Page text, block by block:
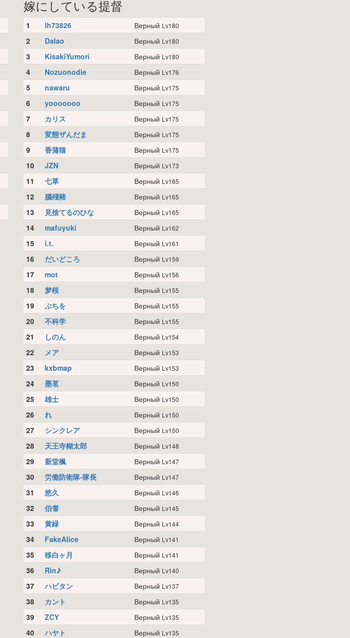
嫁にしている提督
1 lh73826 Верный Lv180
2 Dalao Верный Lv180
3 KisakiYumori Верный Lv180
4 Nozuonodie Верный Lv176
5 nawaru Верный Lv175
6 yooooooo Верный Lv175
7 カリス Верный Lv175
8 変態ザんだま Верный Lv175
9 香蒲猫 Верный Lv175
10 JZN Верный Lv173
11 七草 Верный Lv165
12 腦殘豬 Верный Lv165
13 見捨てるのひな Верный Lv165
14 mafuyuki Верный Lv162
15 i.t. Верный Lv161
16 だいどころ Верный Lv159
17 mot Верный Lv156
18 梦桜 Верный Lv155
19 ぶちを Верный Lv155
20 不科学 Верный Lv155
21 しのん Верный Lv154
22 メア Верный Lv153
23 kxbmap Верный Lv153
24 墨茗 Верный Lv150
25 雄士 Верный Lv150
26 れ Верный Lv150
27 シンクレア Верный Lv150
28 天王寺糊太郎 Верный Lv148
29 新堂楓 Верный Lv147
30 労働防衛隊-隊長 Верный Lv147
31 悠久 Верный Lv146
32 伯耆 Верный Lv145
33 黄緑 Верный Lv144
34 FakeAlice Верный Lv141
35 移白ヶ月 Верный Lv141
36 Rin♪ Верный Lv140
37 ハピタン Верный Lv137
38 カント Верный Lv135
39 ZCY Верный Lv135
40 ハヤト Верный Lv135